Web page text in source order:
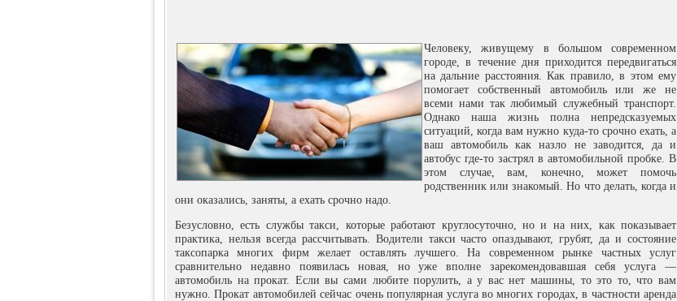
Человеку, живущему в большом современном
городе, в течение дня приходится передвигаться
на дальние расстояния. Как правило, в этом ему
помогает собственный автомобиль или же не
всеми нами так любимыйслужебный транспорт.
Однако наша жизнь полна непредсказуемых
ситуаций, когда вам нужно куда-то срочно ехать, а
ваш автомобиль как назло не заводится, да и
автобус где-то застрял в автомобильной пробке. В
этом случае, вам, конечно, может помочь
родственник или знакомый. Но что делать, когда и
они оказались, заняты, а ехать срочно надо.
Безусловно, есть службы такси, которые работают круглосуточно, но и на них, как показывает
практика, нельзя всегда рассчитывать. Водители такси часто опаздывают, грубят, да и состояние
таксопарка многих фирм желает оставлять лучшего. На современном рынке частных услуг
сравнительно недавно появилась новая, но уже вполне зарекомендовавшая себя услуга —
автомобиль на прокат. Если вы сами любите порулить, а у вас нет машины, то это то, что вам
нужно. Прокат автомобилей сейчас очень популярная услуга во многих городах, в частности аренда